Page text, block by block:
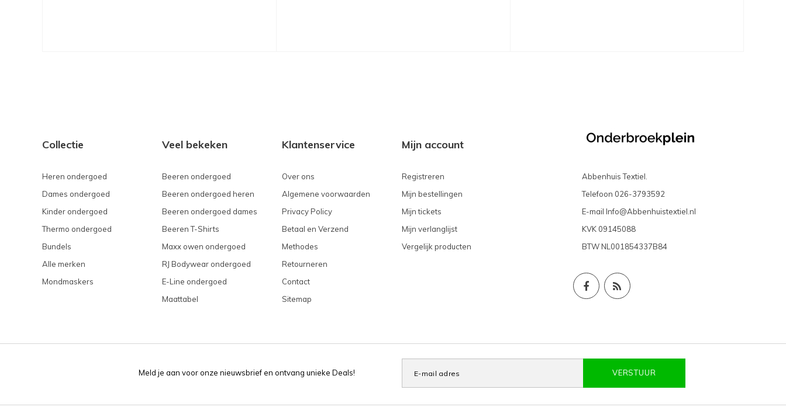
Collectie
Heren ondergoed
Dames ondergoed
Kinder ondergoed
Thermo ondergoed
Bundels
Alle merken
Mondmaskers
Veel bekeken
Beeren ondergoed
Beeren ondergoed heren
Beeren ondergoed dames
Beeren T-Shirts
Maxx owen ondergoed
RJ Bodywear ondergoed
E-Line ondergoed
Maattabel
Klantenservice
Over ons
Algemene voorwaarden
Privacy Policy
Betaal en Verzend
Methodes
Retourneren
Contact
Sitemap
Mijn account
Registreren
Mijn bestellingen
Mijn tickets
Mijn verlanglijst
Vergelijk producten
Abbenhuis Textiel.
Telefoon 026-3793592
E-mail Info@Abbenhuistextiel.nl
KVK 09145088
BTW NL001854337B84
Meld je aan voor onze nieuwsbrief en ontvang unieke Deals! VERSTUUR